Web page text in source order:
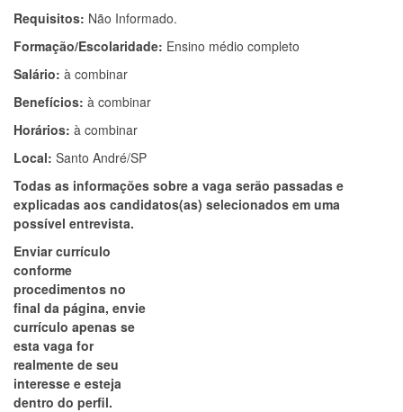
Requisitos: Não Informado.
Formação/Escolaridade: Ensino médio completo
Salário: à combinar
Benefícios: à combinar
Horários: à combinar
Local: Santo André/SP
Todas as informações sobre a vaga serão passadas e
explicadas aos candidatos(as) selecionados em uma
possível entrevista.
Enviar currículo
conforme
procedimentos no
final da página, envie
currículo apenas se
esta vaga for
realmente de seu
interesse e esteja
dentro do perfil.